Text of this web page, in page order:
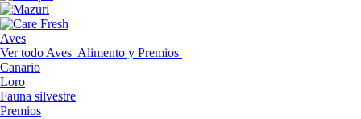
Aves
Ver todo Aves Alimento y Premios
Canario
Loro
Fauna silvestre
Premios